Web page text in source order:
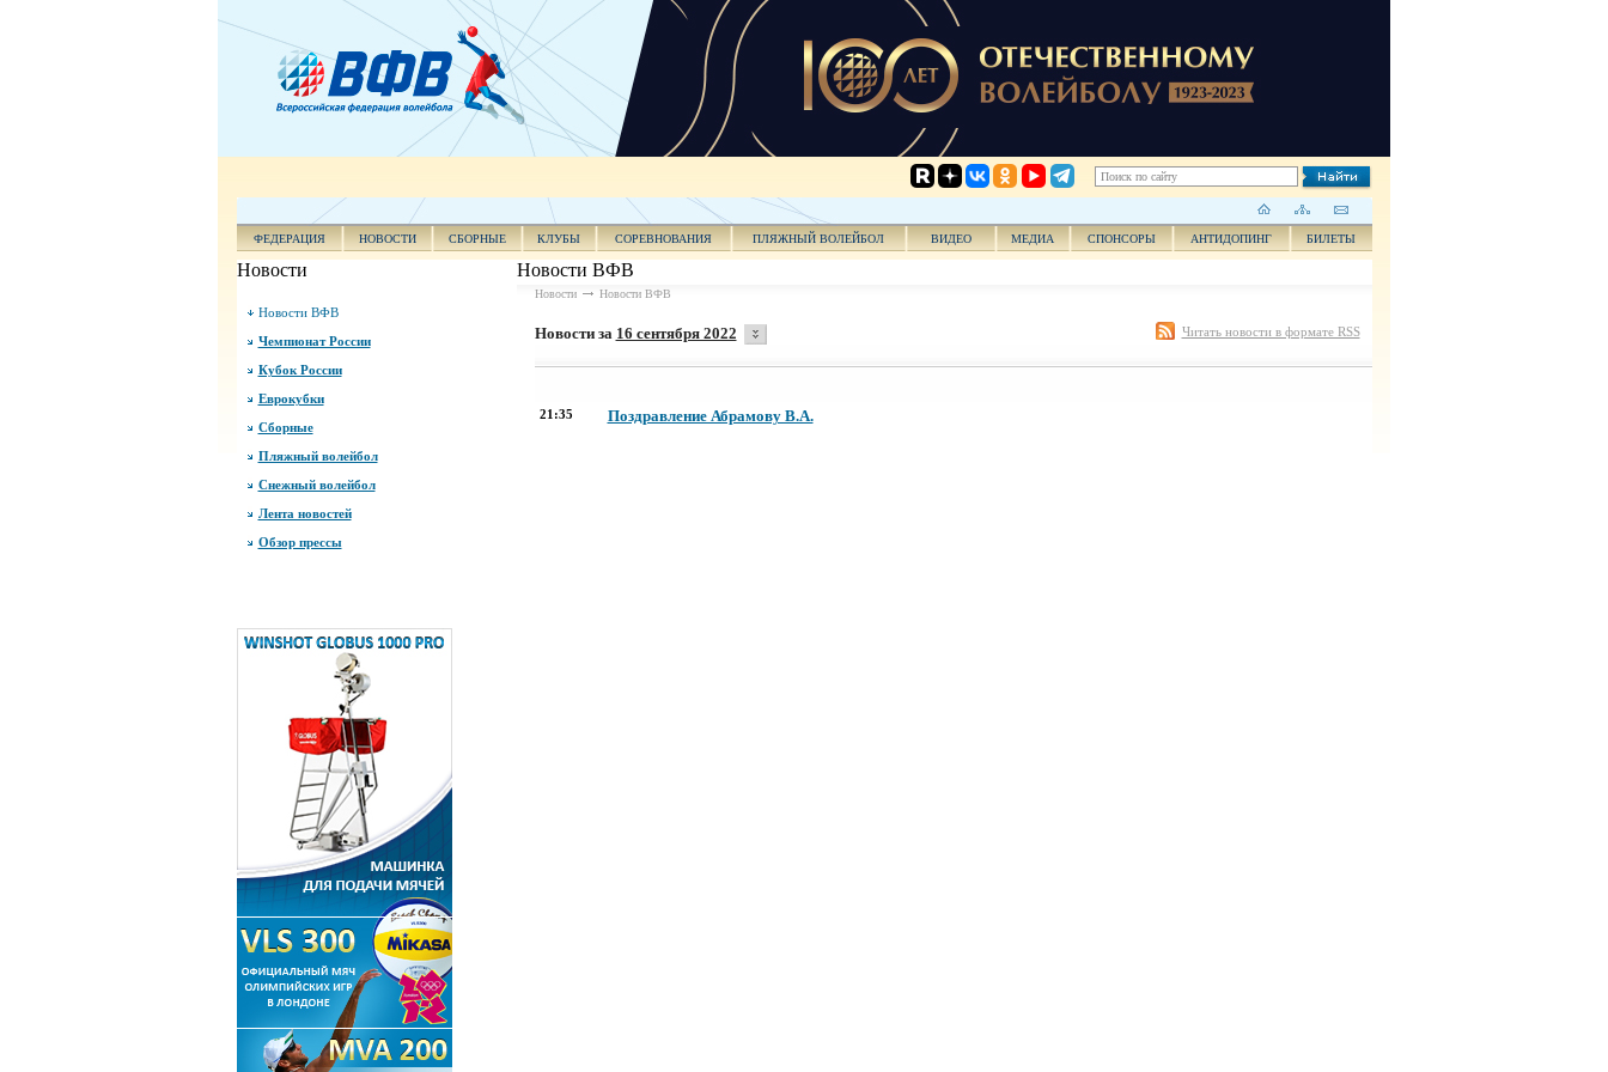
ФЕДЕРАЦИЯ НОВОСТИ СБОРНЫЕ КЛУБЫ СОРЕВНОВАНИЯ ПЛЯЖНЫЙ ВОЛЕЙБОЛ ВИДЕО МЕДИА СПОНСОРЫ АНТИДОПИНГ БИЛЕТЫ
Новости
Новости ВФВ
Чемпионат России
Кубок России
Еврокубки
Сборные
Пляжный волейбол
Снежный волейбол
Лента новостей
Обзор прессы
Новости ВФВ
Новости Новости ВФВ
Новости за 16 сентября 2022 Читать новости в формате RSS
21:35 Поздравление Абрамову В.А.